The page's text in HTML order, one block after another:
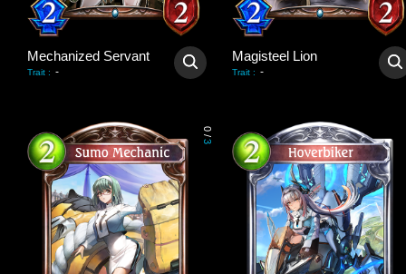
Mechanized Servant
Trait : -
Magisteel Lion
Trait : -
0
/
3